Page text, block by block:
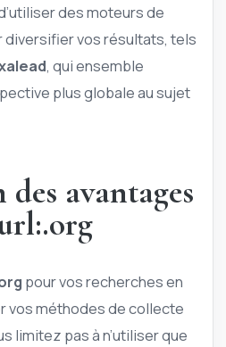
des moteurs de
diversifier vos résultats, tels
, qui ensemble
plus globale au sujet
avantages
pour vos recherches en
vos méthodes de collecte
limitez pas à n’utiliser que